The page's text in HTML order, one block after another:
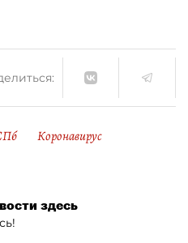
Коронавирус
здесь